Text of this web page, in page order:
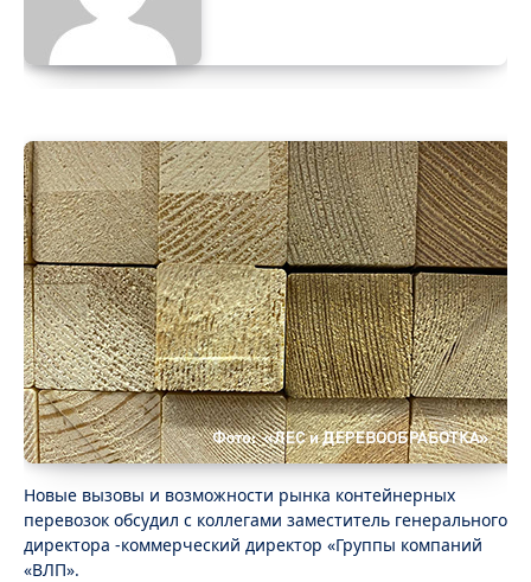
Новые вызовы и возможности рынка контейнерных
перевозок обсудил с коллегами заместитель генерального
директора -коммерческий директор «Группы компаний
«ВЛП».